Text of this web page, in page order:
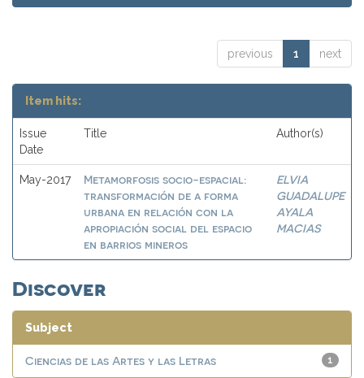
previous 1 next
Item hits:
Issue
Date
Title Author(s)
May-2017
Metamorfosis socio-espacial:
transformación de a forma
urbana en relación con la
apropiación social del espacio
en barrios mineros
ELVIA
GUADALUPE
AYALA
MACIAS
Discover
Subject
1
Ciencias de las Artes y las Letras